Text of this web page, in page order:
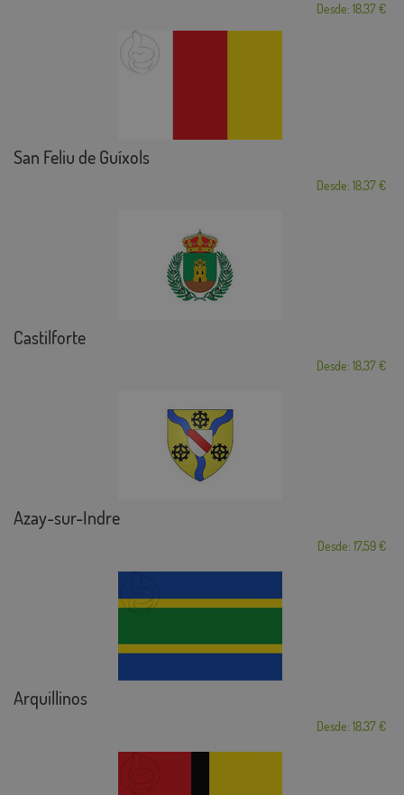
Desde: 18,37 €
San Feliu de Guíxols
Desde: 18,37 €
Castilforte
Desde: 18,37 €
Azay-sur-Indre
Desde: 17,59 €
Arquillinos
Desde: 18,37 €